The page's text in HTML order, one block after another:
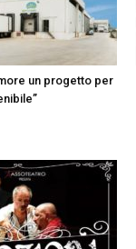
un progetto per